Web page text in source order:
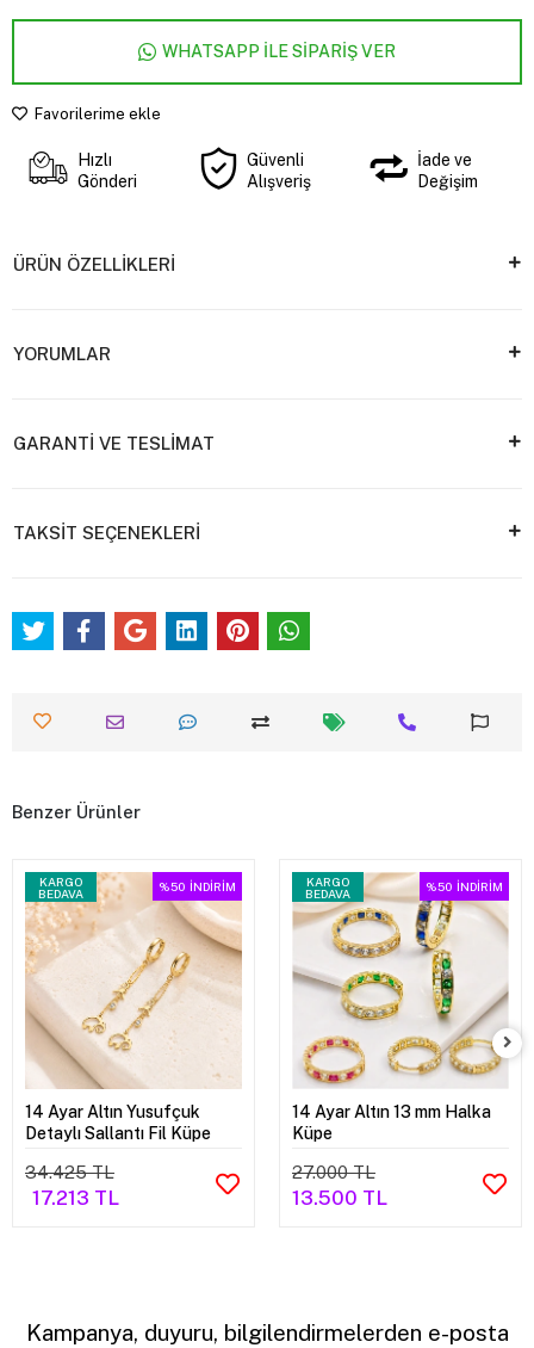
WHATSAPP İLE SİPARİŞ VER
Favorilerime ekle
Hızlı
Gönderi
Güvenli
Alışveriş
İade ve
Değişim
ÜRÜN ÖZELLİKLERİ
YORUMLAR
GARANTİ VE TESLİMAT
TAKSİT SEÇENEKLERİ
Benzer Ürünler
KARGO
BEDAVA
%50 İNDİRİM
14 Ayar Altın Yusufçuk
Detaylı Sallantı Fil Küpe
34.425 TL
17.213 TL
KARGO
BEDAVA
%50 İNDİRİM
14 Ayar Altın 13 mm Halka
Küpe
27.000 TL
13.500 TL
Kampanya, duyuru, bilgilendirmelerden e-posta